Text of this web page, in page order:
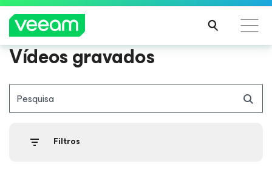
pela atualização de conteúdo da CrowdStrike
LEIA
Vídeos gravados
Pesquisa
Filtros